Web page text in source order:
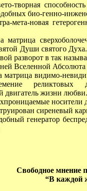
творная
био-генно-
мета-новая
Души святого
разворот в так
Вселенной Абсолюта
матрица видимо-
двигатель жизни любви.
носители
сиреневый
генератор
Свободное мнение
“В каждой